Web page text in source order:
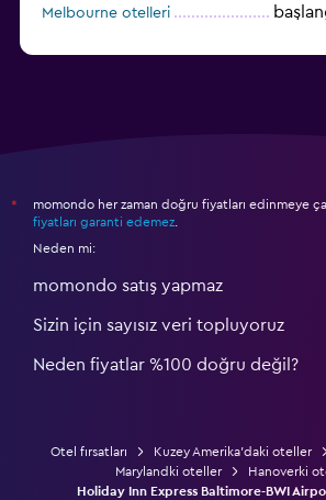
Melbourne otelleri
*
momondo her zaman doğru fiyatları edinmeye
fiyatları garanti edemez
Neden mi:
momondo satış yapmaz
Sizin için sayısız veri topluyoruz
Neden fiyatlar %100 doğru değil?
Otel fırsatları Kuzey Amerika'daki oteller
Marylandki oteller
Hanoverki
Holiday Inn Express Baltimore-BWI